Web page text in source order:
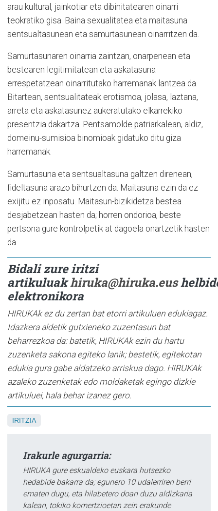
arau kultural, jainkotiar eta dibinitatearen oinarri
teokratiko gisa. Baina sexualitatea eta maitasuna
sentsualtasunean eta samurtasunean oinarritzen da.
Samurtasunaren oinarria zaintzan, onarpenean eta
bestearen legitimitatean eta askatasuna
errespetatzean oinarritutako harremanak lantzea da.
Bitartean, sentsualitateak erotismoa, jolasa, laztana,
arreta eta askatasunez aukeratutako elkarrekiko
presentzia dakartza. Pentsamolde patriarkalean, aldiz,
domeinu-sumisioa binomioak gidatuko ditu giza
harremanak.
Samurtasuna eta sentsualtasuna galtzen direnean,
fideltasuna arazo bihurtzen da. Maitasuna ezin da ez
exijitu ez inposatu. Maitasun-bizikidetza bestea
desjabetzean hasten da; horren ondorioa, beste
pertsona gure kontrolpetik at dagoela onartzetik hasten
da.
Bidali zure iritzi
artikuluakhiruka@hiruka.eus
elektronikora
HIRUKAk ez du zertan bat etorri artikuluen edukiagaz.
Idazkera aldetik gutxieneko zuzentasun bat
beharrezkoa da: batetik, HIRUKAk ezin du hartu
zuzenketa sakona egiteko lanik; bestetik, egitekotan
edukia gura gabe aldatzeko arriskua dago. HIRUKAk
azaleko zuzenketak edo moldaketak egingo dizkie
artikuluei, hala behar izanez gero.
IRITZIA
Irakurle agurgarria:
HIRUKA gure eskualdeko euskara hutsezko
hedabide bakarra da; egunero 10 udalerriren berri
ematen dugu, eta hilabetero doan duzu aldizkaria
kalean, tokiko komertzioetan zein erakunde